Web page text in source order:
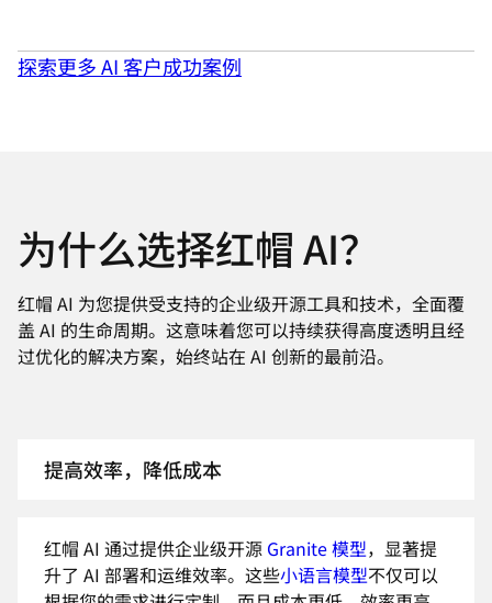
探索更多 AI 客户成功案例
为什么选择红帽 AI？
红帽 AI 为您提供受支持的企业级开源工具和技术，全面覆
盖 AI 的生命周期。这意味着您可以持续获得高度透明且经
过优化的解决方案，始终站在 AI 创新的最前沿。
提高效率，降低成本
红帽 AI 通过提供企业级开源 Granite 模型，显著提
升了 AI 部署和运维效率。这些小语言模型不仅可以